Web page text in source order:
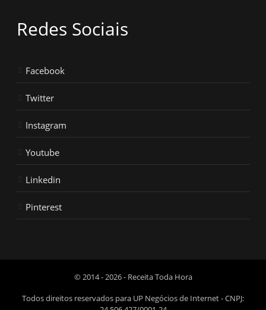
Redes Sociais
Facebook
Twitter
Instagram
Youtube
Linkedin
Pinterest
© 2014 - 2026 - Receita Toda Hora
Todos direitos reservados para UP Negócios de Internet - CNPJ: